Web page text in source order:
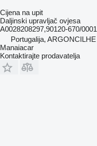
Cijena na upit
Daljinski upravljač ovjesa
A0028208297,90120-670/0001
Portugalija, ARGONCILHE
Manaiacar
Kontaktirajte prodavatelja